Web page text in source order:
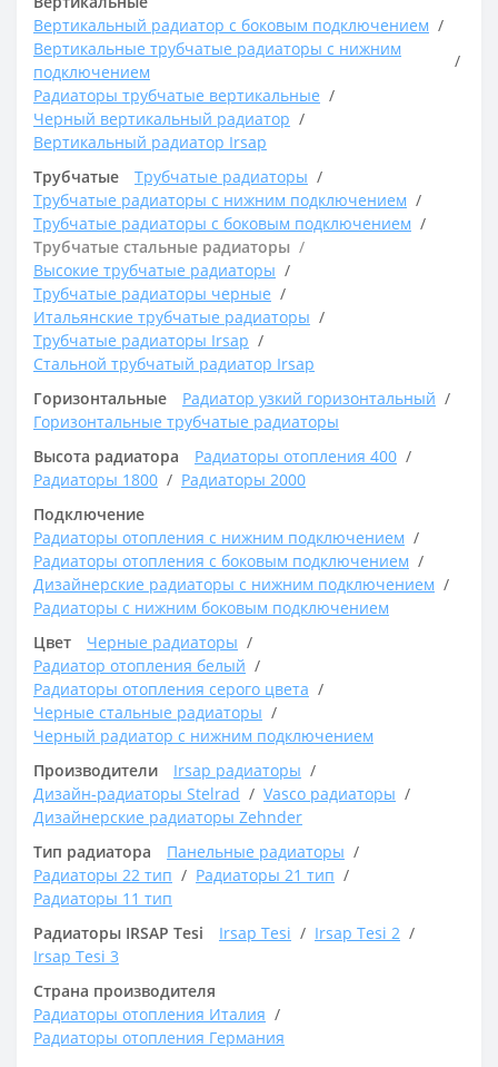
Вертикальный радиатор с боковым подключением
Вертикальные трубчатые радиаторы с нижним
подключением
Радиаторы трубчатые вертикальные
Черный вертикальный радиатор
Вертикальный радиатор Irsap
Трубчатые
Трубчатые радиаторы
Трубчатые радиаторы с нижним подключением
Трубчатые радиаторы с боковым подключением
Трубчатые стальные радиаторы
Высокие трубчатые радиаторы
Трубчатые радиаторы черные
Итальянские трубчатые радиаторы
Трубчатые радиаторы Irsap
Стальной трубчатый радиатор Irsap
Горизонтальные
Радиатор узкий горизонтальный
Горизонтальные трубчатые радиаторы
Высота радиатора
Радиаторы отопления 400
Радиаторы 1800
Радиаторы 2000
Подключение
Радиаторы отопления с нижним подключением
Радиаторы отопления с боковым подключением
Дизайнерские радиаторы с нижним подключением
Радиаторы с нижним боковым подключением
Цвет
Черные радиаторы
Радиатор отопления белый
Радиаторы отопления серого цвета
Черные стальные радиаторы
Черный радиатор с нижним подключением
Производители
Irsap радиаторы
Дизайн-радиаторы Stelrad
Vasco радиаторы
Дизайнерские радиаторы Zehnder
Тип радиатора
Панельные радиаторы
Радиаторы 22 тип
Радиаторы 21 тип
Радиаторы 11 тип
Радиаторы IRSAP Tesi
Irsap Tesi
Irsap Tesi 2
Irsap Tesi 3
Страна производителя
Радиаторы отопления Италия
Радиаторы отопления Германия